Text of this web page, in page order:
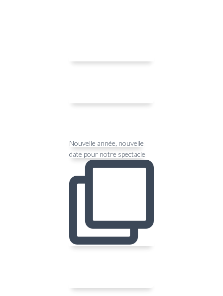
Nouvelle année, nouvelle
date pour notre spectacle